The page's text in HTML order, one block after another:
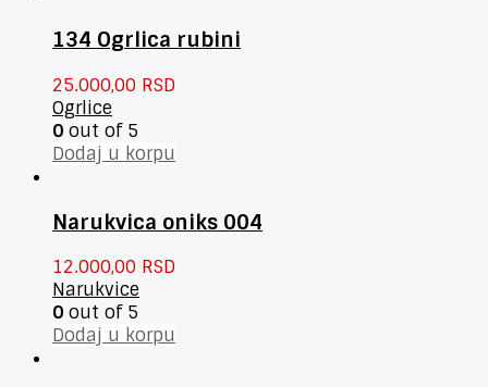
134 Ogrlica rubini
25.000,00 RSD
Ogrlice
0 out of 5
Dodaj u korpu
Narukvica oniks 004
12.000,00 RSD
Narukvice
0 out of 5
Dodaj u korpu